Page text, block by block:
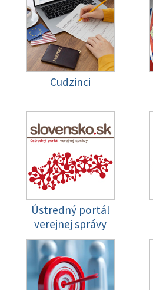
Cudzinci
Ústredný portál
verejnej správy